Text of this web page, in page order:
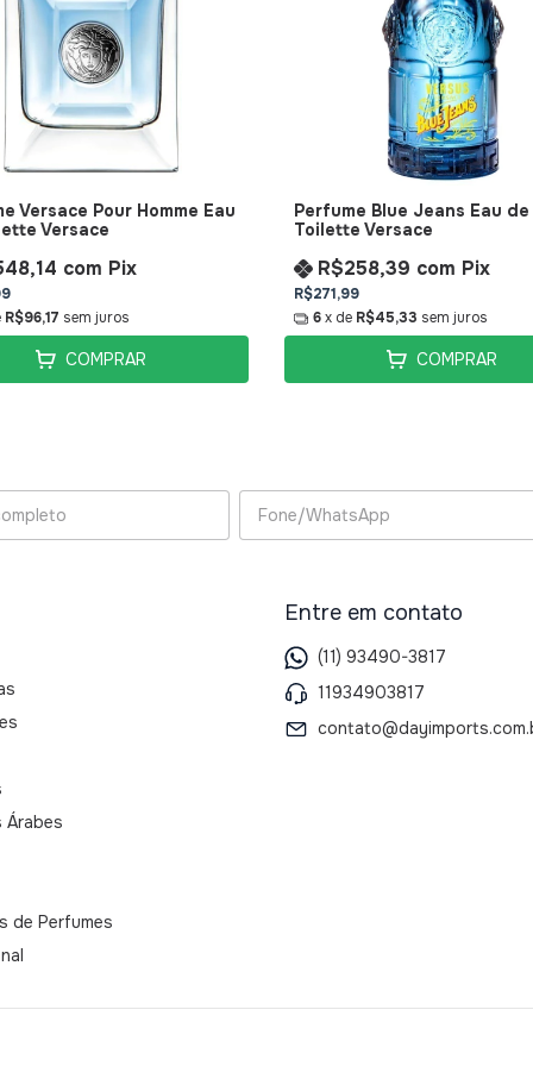
Versace Pour Homme Eau
Versace
com Pix
R$96,17 sem juros
COMPRAR
Perfume Blue Jeans Eau de
Toilette Versace
R$271,99
R$258,39 com Pix
6x de R$45,33 sem juros
COMPRAR
Árabes
de Perfumes
Entre em contato
(11) 93490-3817
11934903817